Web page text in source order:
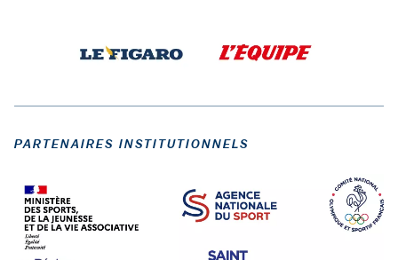
PARTENAIRES INSTITUTIONNELS